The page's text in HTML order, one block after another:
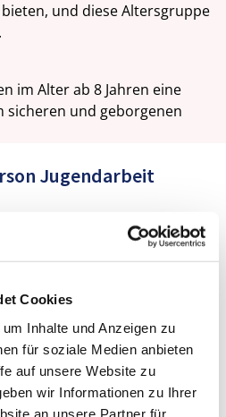
Cookies
Inhalte und Anzeigen zu
für soziale Medien anbieten
auf unsere Website zu
wir Informationen zu Ihrer
an unsere Partner für
und diese Altersgruppe
im Alter ab 8 Jahren eine
sicheren und geborgenen
Jugendarbeit
der Jugendarbeit ist seit 1.
(extern)